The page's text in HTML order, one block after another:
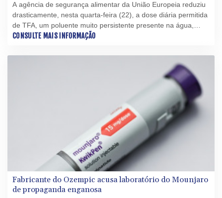
A agência de segurança alimentar da União Europeia reduziu
drasticamente, nesta quarta-feira (22), a dose diária permitida
de TFA, um poluente muito persistente presente na água,
citando seus efeitos sobre um hormônio que regula o
CONSULTE MAIS INFORMAÇÃO
Fabricante do Ozempic acusa laboratório do Mounjaro
de propaganda enganosa